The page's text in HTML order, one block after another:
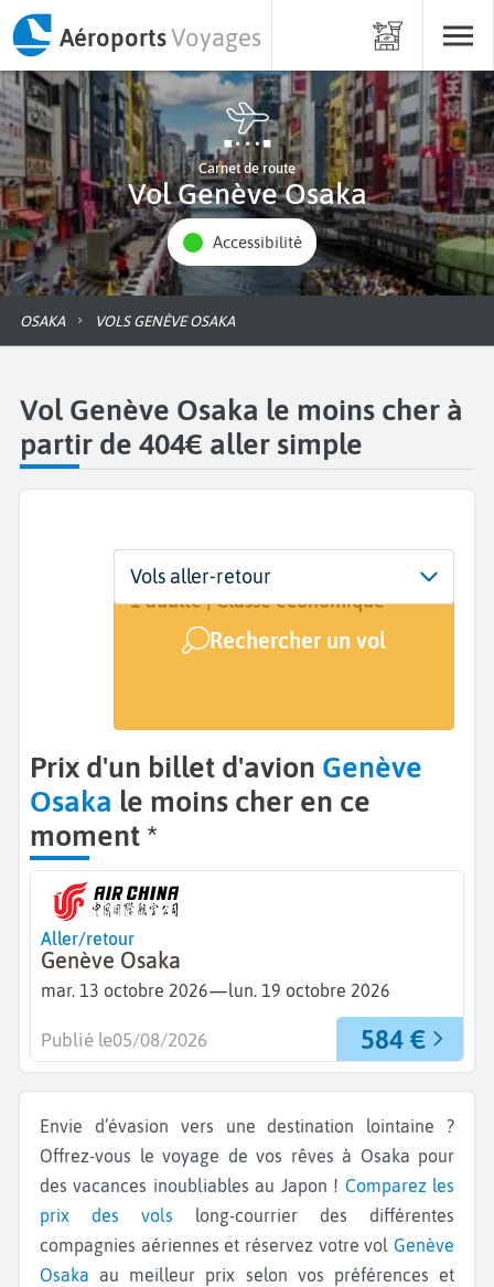
AéroportsVoyages
Carnet de route
Vol Genève Osaka
Accessibilité
OSAKA VOLS GENÈVE OSAKA
Vol Genève Osaka le moins cher à
partir de 404€ aller simple
Départ
Genève (GVA)
Dates
13 oct. - 19 oct.
Voyageurs | Classe
1 adulte | Classe économique
Rechercher un vol
Vols aller-retour
Prix d'un billet d'avion Genève
Osaka le moins cher en ce
moment *
Aller/retour
Genève Osaka
mar. 13 octobre 2026—lun. 19 octobre 2026
584 €
Publié le05/08/2026
Envie d’évasion vers une destination lointaine ?
Offrez-vous le voyage de vos rêves à Osaka pour
des vacances inoubliables au Japon ! Comparez les
prix des vols long-courrier des différentes
compagnies aériennes et réservez votre vol Genève
Osaka au meilleur prix selon vos préférences et